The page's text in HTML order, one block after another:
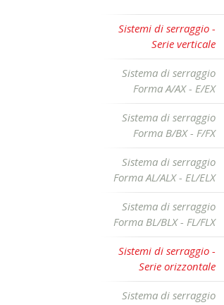
Sistemi di serraggio -
Serie verticale
Sistema di serraggio
Forma A/AX - E/EX
Sistema di serraggio
Forma B/BX - F/FX
Sistema di serraggio
Forma AL/ALX - EL/ELX
Sistema di serraggio
Forma BL/BLX - FL/FLX
Sistemi di serraggio -
Serie orizzontale
Sistema di serraggio